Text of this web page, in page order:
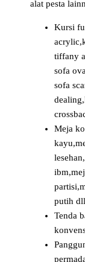
alat pesta
Kursi
tiffany
sofa
sofa
Meja
putih
Tenda